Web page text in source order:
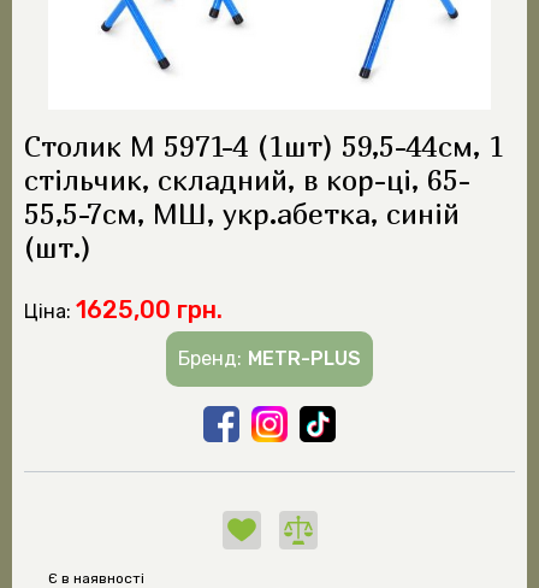
Столик M 5971-4 (1шт) 59,5-44см, 1
стільчик, складний, в кор-ці, 65-
55,5-7см, МШ, укр.абетка, синій
(шт.)
Ціна: 1625,00 грн.
Бренд: METR-PLUS
Є в наявності